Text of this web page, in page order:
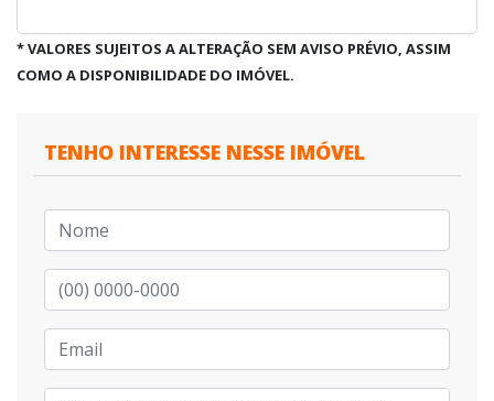
* VALORES SUJEITOS A ALTERAÇÃO SEM AVISO PRÉVIO, ASSIM
COMO A DISPONIBILIDADE DO IMÓVEL.
TENHO INTERESSE NESSE IMÓVEL